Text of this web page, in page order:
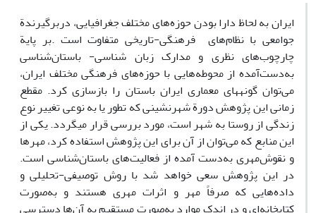
ایران به لحاظ دارا بودن حوزه‌های مختلف جغرافیایی، دربرگیرندة
جوامعی با نظام‌های فرهنگی-تاریخی متفاوت است .بر پایة
چارچوب‌های نظری و مدارک زبان شناسی- باستان‌شناسی
به‌دست‌آمده از محوطه‌هایی با حوزه‌های فرهنگی مختلف ایران،
می‌توان گونه‏های معماری ایران باستان را بازسازی کرد. مقطع
زمانی این پژوهش دورة شهرنشینی که تطور یا به نوعی تغییر نوع
زندگی از روستا به شهر است، مورد بررسی قرار می‏گردد. یکی از
این منابع که می‌توان از آن برای این پژوهش استفاده کرد، مهرها
و نقوش‌مهری به‌دست ‌آمده از فعالیت‌های باستان‌شناسی است.
در این پژوهش سعی خواهد شد با روش توصیفی-تحلیلی و
داده‌هایی که صرفاً مهر و اثرات مهری هستند و به‌صورت
کتابخانه‌ای و در اندک موارد به‌صورت مستقیم به آن‌ها دسترسی